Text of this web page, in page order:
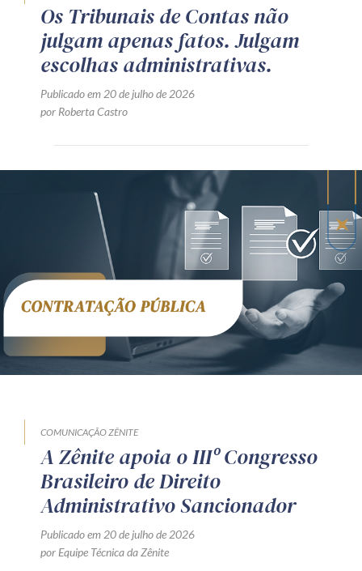
Os Tribunais de Contas não
julgam apenas fatos. Julgam
escolhas administrativas.
Publicado em 20 de julho de 2026
por Roberta Castro
COMUNICAÇÃO ZÊNITE
A Zênite apoia o IIIº Congresso
Brasileiro de Direito
Administrativo Sancionador
Publicado em 20 de julho de 2026
por Equipe Técnica da Zênite